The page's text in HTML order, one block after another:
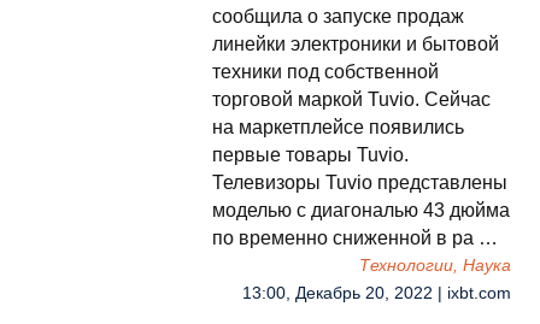
сообщила о запуске продаж
линейки электроники и бытовой
техники под собственной
торговой маркой Tuvio. Сейчас
на маркетплейсе появились
первые товары Tuvio.
Телевизоры Tuvio представлены
моделью с диагональю 43 дюйма
по временно сниженной в ра …
Технологии, Наука
13:00, Декабрь 20, 2022 | ixbt.com